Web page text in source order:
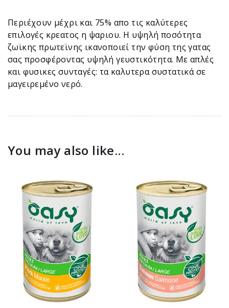
Περιέχουν μέχρι και 75% απο τις καλύτερες
επιλογές κρεατος η ψαριου. Η υψηλή ποσότητα
ζωϊκης πρωτεϊνης ικανοποιεί την φύση της γατας
σας προσφέροντας υψηλή γευστικότητα. Με απλές
και φυσικες συνταγές: τα καλυτερα συστατικά σε
μαγειρεμένο νερό.
You may also like...